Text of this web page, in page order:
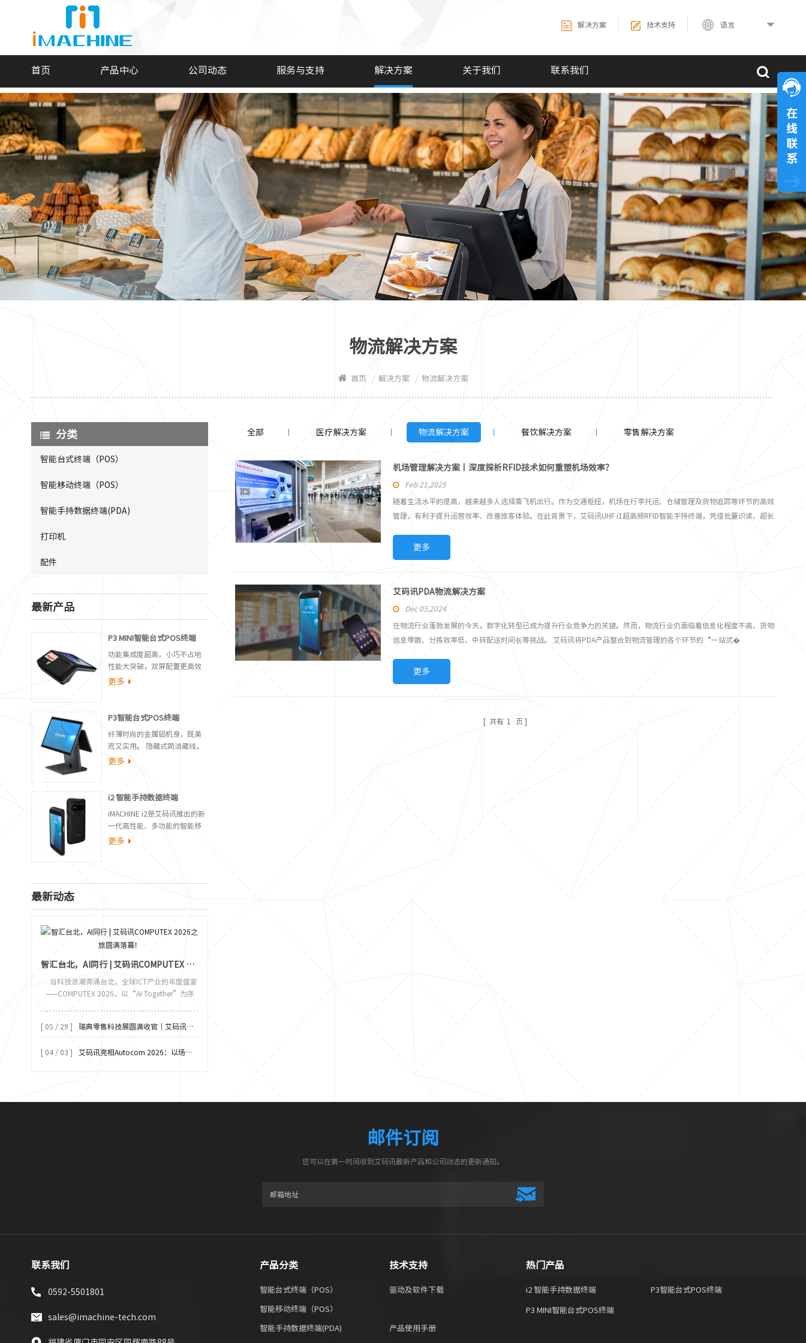
语言
解决方案 技术支持
首页 产品中心 公司动态 服务与支持 解决方案 关于我们 联系我们
物流解决方案
首页 / 解决方案 / 物流解决方案
分类
智能台式终端（POS）
智能移动终端（POS）
智能手持数据终端(PDA)
打印机
配件
最新产品
P3 MINI智能台式POS终端
功能集成度超高，小巧不占地
性能大突破，双屏配置更高效
内置170mm/s高速打印机，结
更多
P3智能台式POS终端
纤薄时尚的金属铝机身，既美
观又实用。 隐藏式简洁藏线，
既便捷又美观。 模块化设计,设
灵活。
更多
i2 智能手持数据终端
iMACHINE i2是艾码讯推出的新
一代高性能、多功能的智能移
动数据终端，将性能、体验全
富的配置与超强的工业防护性
iMACHINE i2能够完美适用于物
造、零售电商、公共事业、资
产管理等众多行业的应用场
现数字化管理。
更多
最新动态
智汇台北，AI同行 | 艾码讯COMPUTEX 2026之旅圆满落幕！
当科技浪潮奔涌台北，全球ICT产业的年度盛宴
——COMPUTEX 2026，以“AI Together”为序
码讯携旗下A2智能台式终端、P3智能台式POS终
[ 05 / 29 ] 瑞典零售科技展圆满收官｜艾码讯智能终端亮相北欧，以硬核科技赋能高效零售
[ 04 / 03 ] 艾码讯亮相Autocom 2026：以场景化智能方案赋能拉美零售升级
全部 医疗解决方案 物流解决方案 餐饮解决方案 零售解决方案
机场管理解决方案丨深度探析RFID技术如何重塑机场效率？
Feb 21,2025
随着生活水平的提高，越来越多人选择乘飞机出行。作为交通枢纽，机场在行李托运、仓储管理及货物追踪等环节的高效
管理，有利于提升运营效率、改善旅客体验。在此背景下，艾码讯UHF i1超高频RFID智能手持终端，凭借批量识读、超长
可批量识读15米以内的RFID标签，工作人员可在行李装车、出仓、提取等环节，借助UHF i1快速核验行李，提升行李处
理速度，有效避免错运、漏运。 高清大屏，精准管理 艾码讯UHF i1配备6英寸1080P旗舰屏，结合3D微曲面设计，操作
更多
艾码讯PDA物流解决方案
Dec 05,2024
在物流行业蓬勃发展的今天，数字化转型已成为提升行业竞争力的关键。然而，物流行业仍面临着信息化程度不高、货物
信息零散、分拣效率低、中转配送时间长等挑战。 艾码讯将PDA产品整合到物流管理的各个环节的“一站式�
更多
共有 1 页
邮件订阅
您可以在第一时间收到艾码讯最新产品和公司动态的更新通知。
联系我们
0592-5501801
sales@imachine-tech.com
产品分类
智能台式终端（POS）
智能移动终端（POS）
智能手持数据终端(PDA)
技术支持
驱动及软件下载
产品使用手册
热门产品
i2 智能手持数据终端 P3智能台式POS终端
P3 MINI智能台式POS终端